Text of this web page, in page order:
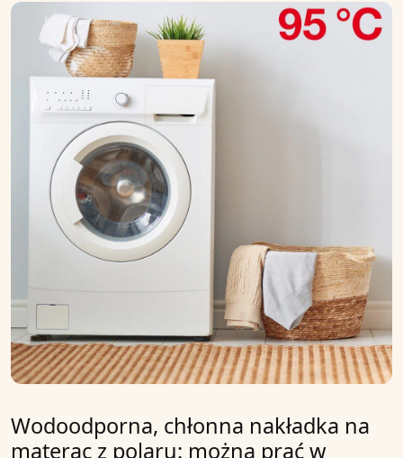
Wodoodporna, chłonna nakładka na
materac z polaru: można prać w